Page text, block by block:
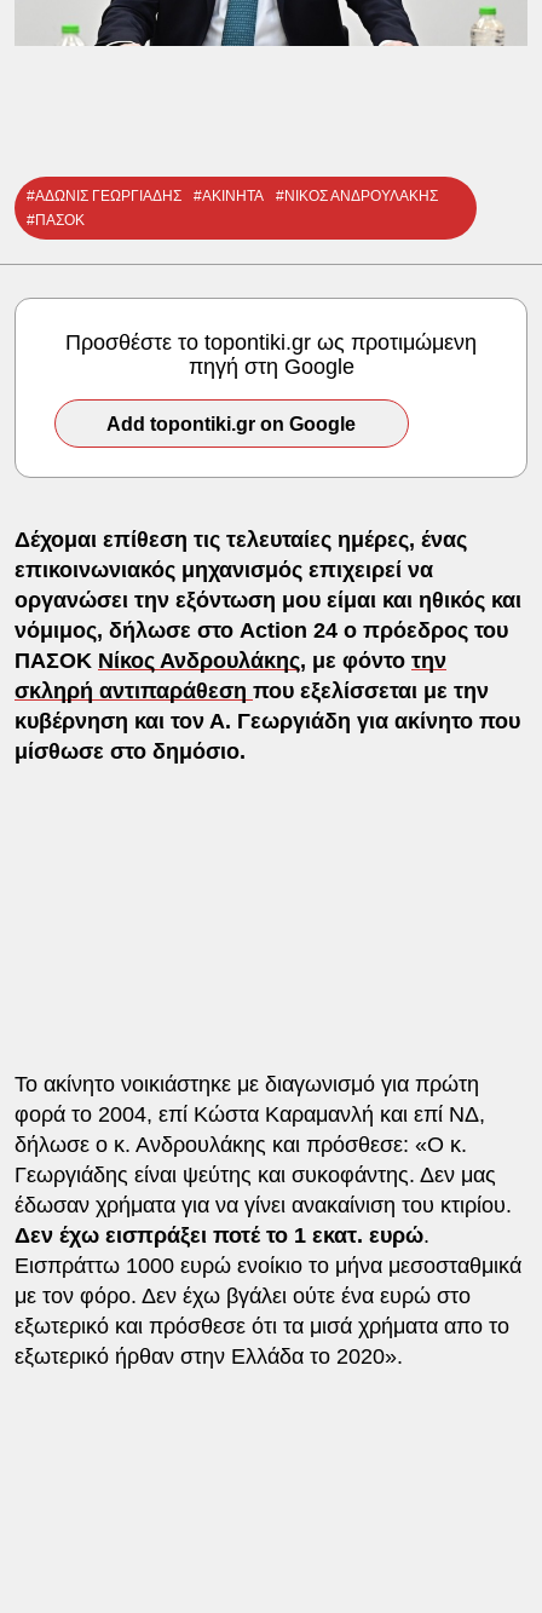
#ΑΔΩΝΙΣ ΓΕΩΡΓΙΑΔΗΣ #ΑΚΙΝΗΤΑ
#ΝΙΚΟΣ ΑΝΔΡΟΥΛΑΚΗΣ
#ΠΑΣΟΚ
Προσθέστε το topontiki.gr ως προτιμώμενη
πηγή στη Google
Add topontiki.gr on Google
Δέχομαι επίθεση τις τελευταίες ημέρες, ένας
επικοινωνιακός μηχανισμός επιχειρεί να
οργανώσει την εξόντωση μου είμαι και ηθικός και
νόμιμος, δήλωσε στο Action 24 ο πρόεδρος του
ΠΑΣΟΚ Νίκος Ανδρουλάκης, με φόντο την
σκληρή αντιπαράθεση που εξελίσσεται με την
κυβέρνηση και τον Α. Γεωργιάδη για ακίνητο που
μίσθωσε στο δημόσιο.
Το ακίνητο νοικιάστηκε με διαγωνισμό για πρώτη
φορά το 2004, επί Κώστα Καραμανλή και επί ΝΔ,
δήλωσε ο κ. Ανδρουλάκης και πρόσθεσε: «Ο κ.
Γεωργιάδης είναι ψεύτης και συκοφάντης. Δεν μας
έδωσαν χρήματα για να γίνει ανακαίνιση του κτιρίου.
Δεν έχω εισπράξει ποτέ το 1 εκατ. ευρώ.
Εισπράττω 1000 ευρώ ενοίκιο το μήνα μεσοσταθμικά
με τον φόρο. Δεν έχω βγάλει ούτε ένα ευρώ στο
εξωτερικό και πρόσθεσε ότι τα μισά χρήματα απο το
εξωτερικό ήρθαν στην Ελλάδα το 2020».